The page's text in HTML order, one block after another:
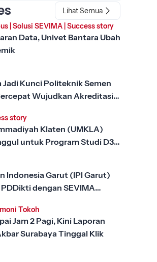
Lihat Semua
| Solusi SEVIMA| Success story
Data, Univet Bantara Ubah
Kunci Politeknik Semen
Wujudkan Akreditasi
story
Klaten (UMKLA)
untuk Program Studi D3
SEVIMA Platform
Indonesia Garut (IPI Garut)
dengan SEVIMA
Tokoh
Jam 2 Pagi, Kini Laporan
Surabaya Tinggal Klik